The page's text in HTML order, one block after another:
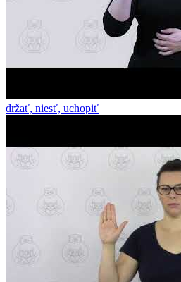
držať, niesť, uchopiť